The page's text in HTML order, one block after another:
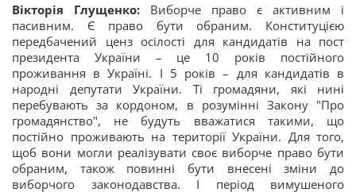
Вікторія Глущенко: Виборче право є активним і
пасивним. Є право бути обраним. Конституцією
передбачений ценз осілості для кандидатів на пост
президента України – це 10 років постійного
проживання в Україні. І 5 років – для кандидатів в
народні депутати України. Ті громадяни, які нині
перебувають за кордоном, в розумінні Закону "Про
громадянство", не будуть вважатися такими, що
постійно проживають на території України. Для того,
щоб вони могли реалізувати своє виборче право бути
обраним, також повинні бути внесені зміни до
виборчого законодавства. І період вимушеного